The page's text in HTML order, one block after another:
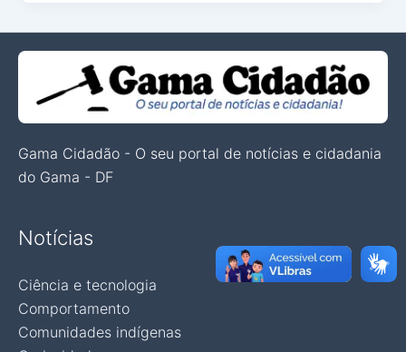
Gama Cidadão - O seu portal de notícias e cidadania
do Gama - DF
Notícias
Ciência e tecnologia
Comportamento
Comunidades indígenas